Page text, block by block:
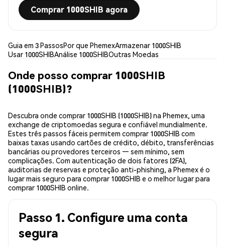
Comprar 1000SHIB agora
Guia em 3 PassosPor que PhemexArmazenar 1000SHIB
Usar 1000SHIBAnálise 1000SHIBOutras Moedas
Onde posso comprar 1000SHIB
(1000SHIB)?
Descubra onde comprar 1000SHIB (1000SHIB) na Phemex, uma
exchange de criptomoedas segura e confiável mundialmente.
Estes três passos fáceis permitem comprar 1000SHIB com
baixas taxas usando cartões de crédito, débito, transferências
bancárias ou provedores terceiros — sem mínimo, sem
complicações. Com autenticação de dois fatores (2FA),
auditorias de reservas e proteção anti-phishing, a Phemex é o
lugar mais seguro para comprar 1000SHIB e o melhor lugar para
comprar 1000SHIB online.
Passo 1. Configure uma conta
segura